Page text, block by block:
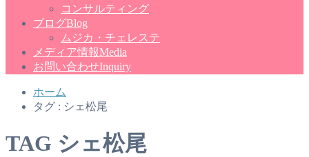
コンサルティング
ブログBlog
ムジカ・チェレステ
メディア情報Media
お問い合わせInquiry
ホーム
タグ : シェ松尾
TAG シェ松尾